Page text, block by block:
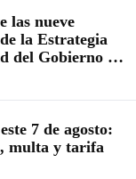
las nueve
la Estrategia
del Gobierno de
7 de agosto:
multa y tarifa